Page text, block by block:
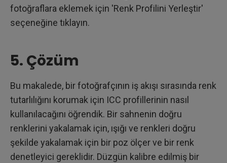
fotoğraflara eklemek için 'Renk Profilini Yerleştir'
seçeneğine tıklayın.
5. Çözüm
Bu makalede, bir fotoğrafçının iş akışı sırasında renk
tutarlılığını korumak için ICC profillerinin nasıl
kullanılacağını öğrendik. Bir sahnenin doğru
renklerini yakalamak için, ışığı ve renkleri doğru
şekilde yakalamak için bir poz ölçer ve bir renk
denetleyici gereklidir. Düzgün kalibre edilmiş bir